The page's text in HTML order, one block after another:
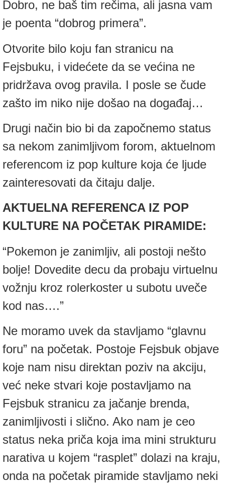
Dobro, ne baš tim rečima, ali jasna vam
je poenta “dobrog primera”.
Otvorite bilo koju fan stranicu na
Fejsbuku, i videćete da se većina ne
pridržava ovog pravila. I posle se čude
zašto im niko nije došao na događaj…
Drugi način bio bi da započnemo status
sa nekom zanimljivom forom, aktuelnom
referencom iz pop kulture koja će ljude
zainteresovati da čitaju dalje.
AKTUELNA REFERENCA IZ POP
KULTURE NA POČETAK PIRAMIDE:
“Pokemon je zanimljiv, ali postoji nešto
bolje! Dovedite decu da probaju virtuelnu
vožnju kroz rolerkoster u subotu uveče
kod nas….”
Ne moramo uvek da stavljamo “glavnu
foru” na početak. Postoje Fejsbuk objave
koje nam nisu direktan poziv na akciju,
već neke stvari koje postavljamo na
Fejsbuk stranicu za jačanje brenda,
zanimljivosti i slično. Ako nam je ceo
status neka priča koja ima mini strukturu
narativa u kojem “rasplet” dolazi na kraju,
onda na početak piramide stavljamo neki